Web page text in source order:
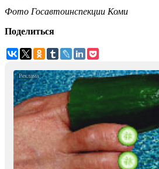
Фото Госавтоинспекции Коми
Поделиться